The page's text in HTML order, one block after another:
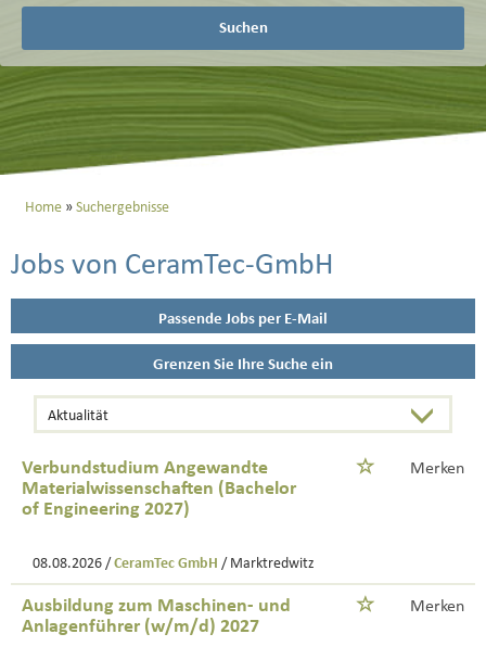
Suchen
Home Suchergebnisse
Jobs von CeramTec-GmbH
Passende Jobs per E-Mail
Grenzen Sie Ihre Suche ein
Verbundstudium Angewandte
Materialwissenschaften (Bachelor
of Engineering 2027)
Merken
08.08.2026 / CeramTec GmbH / Marktredwitz
Ausbildung zum Maschinen- und
Anlagenführer (w/m/d) 2027
Merken